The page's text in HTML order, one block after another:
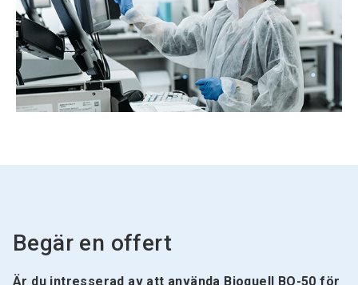
Begär en offert
Är du intresserad av att använda Bioquell BQ-50 för